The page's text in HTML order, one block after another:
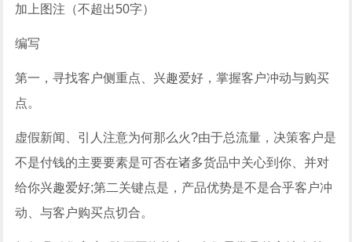
加上图注（不超出50字）
编写
第一，寻找客户侧重点、兴趣爱好，掌握客户冲动与购买
点。
虚假新闻、引人注意为何那么火?由于总流量，决策客户是
不是付钱的主要要素是可否在诸多货品中关心到你、并对
给你兴趣爱好;第二关键点是，产品优势是不是合乎客户冲
动、与客户购买点切合。